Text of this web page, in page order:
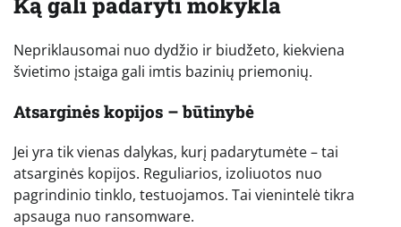
Nepriklausomai nuo dydžio ir biudžeto, kiekviena
švietimo įstaiga gali imtis bazinių priemonių.
Atsarginės kopijos – būtinybė
Jei yra tik vienas dalykas, kurį padarytumėte – tai
atsarginės kopijos. Reguliarios, izoliuotos nuo
pagrindinio tinklo, testuojamos. Tai vienintelė tikra
apsauga nuo ransomware.